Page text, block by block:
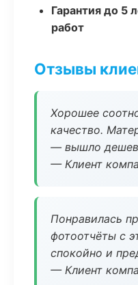
Гарантия до 5
работ
Отзывы
Хорошее
качество.
— вышло
— Клиент
Понравилась
фотоотчёты с
спокойно и
— Клиент